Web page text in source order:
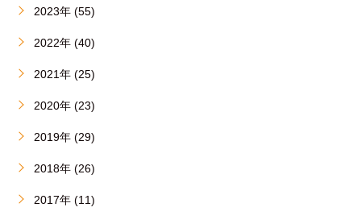
2023年 (55)
2022年 (40)
2021年 (25)
2020年 (23)
2019年 (29)
2018年 (26)
2017年 (11)